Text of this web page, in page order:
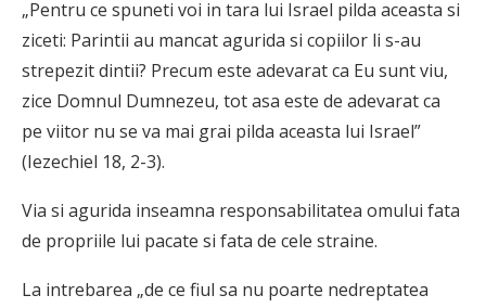
„Pentru ce spuneti voi in tara lui Israel pilda aceasta si
ziceti: Parintii au mancat agurida si copiilor li s-au
strepezit dintii? Precum este adevarat ca Eu sunt viu,
zice Domnul Dumne­zeu, tot asa este de adevarat ca
pe viitor nu se va mai grai pilda aceasta lui Israel”
(Iezechiel 18, 2-3).
Via si agurida inseamna responsabilitatea omului fata
de propriile lui pacate si fata de cele straine.
La intrebarea „de ce fiul sa nu poarte nedreptatea